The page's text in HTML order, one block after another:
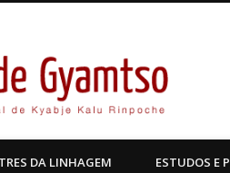
DA LINHAGEM ESTUDOS E